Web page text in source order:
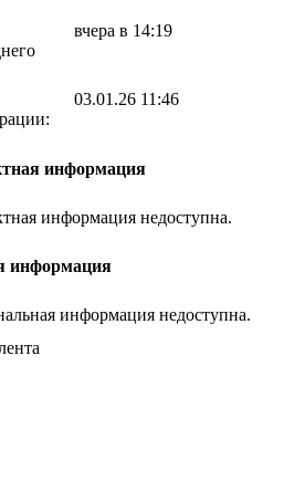
вчера в 14:19
03.01.26 11:46
информация
информация недоступна.
информация
информация недоступна.